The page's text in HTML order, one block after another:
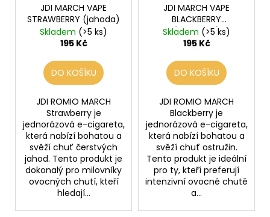
JDI MARCH VAPE
STRAWBERRY (jahoda)
Skladem (>5 ks)
195 Kč
DO KOŠÍKU
JDI ROMIO MARCH
Strawberry je
jednorázová e-cigareta,
která nabízí bohatou a
svěží chuť čerstvých
jahod. Tento produkt je
dokonalý pro milovníky
ovocných chutí, kteří
hledají...
JDI MARCH VAPE
BLACKBERRY
(ostružina)
Skladem (>5 ks)
195 Kč
DO KOŠÍKU
JDI ROMIO MARCH
Blackberry je
jednorázová e-cigareta,
která nabízí bohatou a
svěží chuť ostružin.
Tento produkt je ideální
pro ty, kteří preferují
intenzivní ovocné chutě
a...